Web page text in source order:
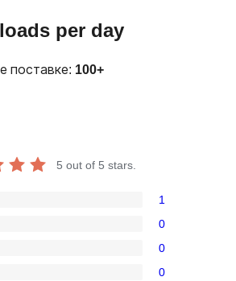
per day
поставке: 100+
5 out of 5 stars.
1
0
0
0